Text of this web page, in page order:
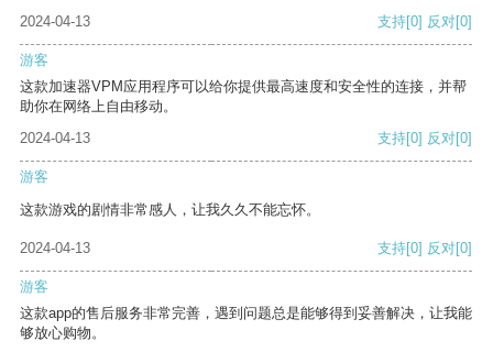
2024-04-13
支持[0] 反对[0]
游客
这款加速器VPM应用程序可以给你提供最高速度和安全性的连接，并帮
助你在网络上自由移动。
2024-04-13
支持[0] 反对[0]
游客
这款游戏的剧情非常感人，让我久久不能忘怀。
2024-04-13 支持[0] 反对[0]
游客
这款app的售后服务非常完善，遇到问题总是能够得到妥善解决，让我能
够放心购物。